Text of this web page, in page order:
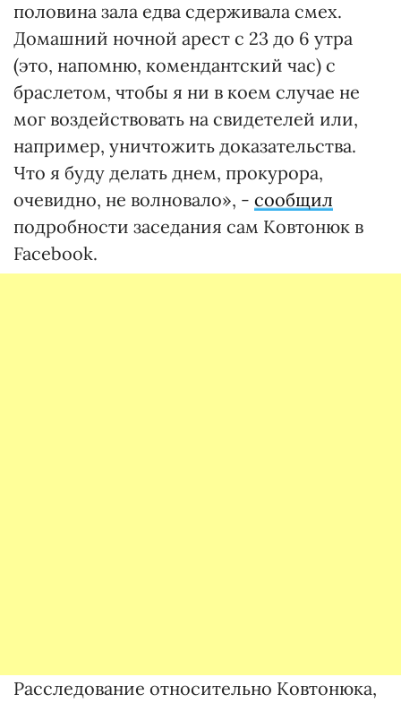
половина зала едва сдерживала смех.
Домашний ночной арест с 23 до 6 утра
(это, напомню, комендантский час) с
браслетом, чтобы я ни в коем случае не
мог воздействовать на свидетелей или,
например, уничтожить доказательства.
Что я буду делать днем, прокурора,
очевидно, не волновало», - сообщил
подробности заседания сам Ковтонюк в
Facebook.
Расследование относительно Ковтонюка,